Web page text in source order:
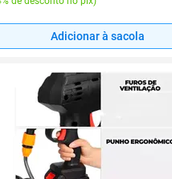
Adicionar à sacola